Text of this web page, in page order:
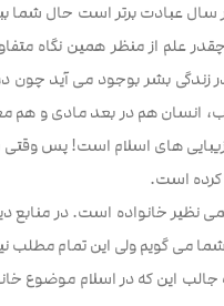
عبادت برتر است حال شما
علم از منظر همین نگاه
بشر بوجود می آید چون
انسان هم در بعد مادی و هم
های اسلام است! پس وقتی
کرده است.
نظیر خانواده است. در منابع
شما می گویم ولی این تمام
این که در اسلام موضوع